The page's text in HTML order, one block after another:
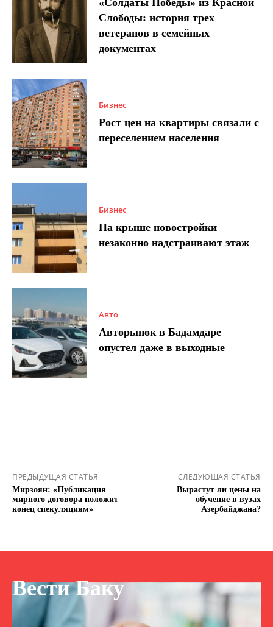
«Солдаты Победы» из Красной
Слободы: история трех
ветеранов в семейных
документах
Бизнес
Рост цен на квартиры связали с
переселением населения
Бизнес
На крыше новостройки
незаконно надстраивают этаж
Авто
Авторынок в Бадамдаре
опустел даже в выходные
ПРЕДЫДУЩАЯ СТАТЬЯ
Мирзоян: «Публикация
мирного договора положит
конец спекуляциям»
СЛЕДУЮЩАЯ СТАТЬЯ
Вырастут ли цены на
обучение в вузах
Азербайджана?
Вести Баку